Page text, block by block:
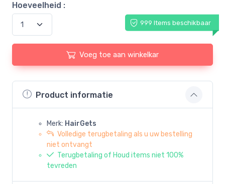
Hoeveelheid :
999 Items beschikbaar
Voeg toe aan winkelkar
Product informatie
Merk: HairGets
Volledige terugbetaling als u uw bestelling
niet ontvangt
Terugbetaling of Houd items niet 100%
tevreden